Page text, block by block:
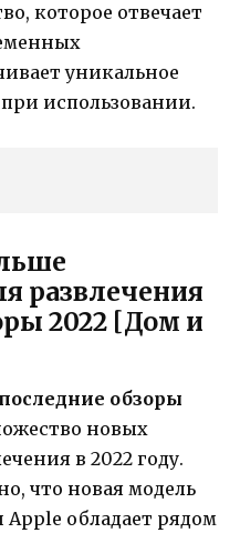
которое отвечает
уникальное
использовании.
развлечения
2022 [Дом и
обзоры
новых
в 2022 году.
что новая модель
обладает рядом